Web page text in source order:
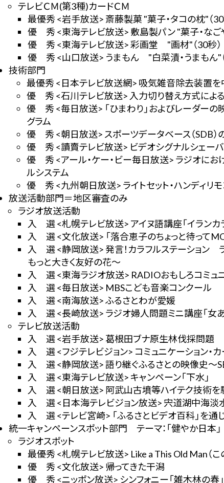
テレビＣＭ(第3種)カードＣＭ
最優秀 <岩手放送> 斎藤製菓 "菓子・タコの枕"（30
優 秀 <東海テレビ放送> 敷島製パン "菓子・なご
優 秀 <東海テレビ放送> 彩画堂 "画材"（30秒）
優 秀 <山口放送> うまもん "白菜漬・うまもん"（
技術部門
最優秀 <日本テレビ放送網> 吸気雑音除去装置
優 秀 <石川テレビ放送> 入力切り替え方式による
優 秀 <毎日放送> 「ひまわり」およびレーダーの
グラム
優 秀 <朝日放送> スポーツデータベース（SDB）
優 秀 <讀賣テレビ放送> ビデオシグナルシェー
優 秀 <アール・ケー・ビー毎日放送> ラジオにお
ルシステム
優 秀 <九州朝日放送> ライトセット・ハンディリ
放送活動部門＝地区審査のみ
ラジオ放送活動
入 選 <札幌テレビ放送> アイヌ語講座「イランカ
入 選 <文化放送> 「落合恵子のちょっと待って
入 選 <静岡放送> 発言！カラフルステーション
もっと大きく友好の花～
入 選 <東海ラジオ放送> RADIOおもしろコミュ
入 選 <毎日放送> MBSこども音楽コンクール
入 選 <南海放送> ふるさとわが愛媛
入 選 <長崎放送> ラジオ婦人問題ミニ講座「女あ
テレビ放送活動
入 選 <岩手放送> 葛根田ブナ原生林伐採問題
入 選 <フジテレビジョン> コミュニケーション・
入 選 <静岡放送> 語り継ぐふるさとの映像史～
入 選 <東海テレビ放送> キャンペーン「下水」
入 選 <朝日放送> 阿武山古墳等ハイテク技術を
入 選 <日本海テレビジョン放送> 宍道湖中海淡
入 選 <テレビ宮崎> 「ふるさとビデオ百科」を通
統一キャンペーンスポット部門 テーマ：「健やか日本」
ラジオスポット
最優秀 <札幌テレビ放送> Like a This Old Man（こ
優 秀 <文化放送> 帰ってきた干潟
優 秀 <ニッポン放送> シンフォニー「雑木林の春」